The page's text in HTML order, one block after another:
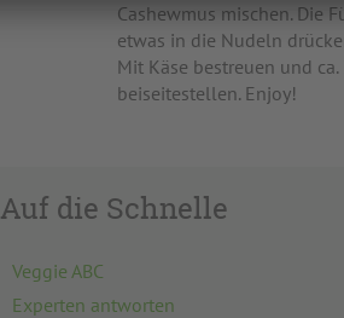
Cashewmus mischen. Die
etwas in die Nudeln
Mit Käse bestreuen und
beiseitestellen. Enjoy!
Auf die Schnelle
Veggie ABC
Experten antworten